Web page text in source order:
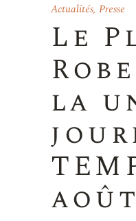
Actualités, Presse
Le
la
août